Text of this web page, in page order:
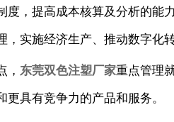
度，提高成本核算及分析的能
，实施经济生产、推动数字化
， 东莞双色注塑厂家重点管理
更具有竞争力的产品和服务。